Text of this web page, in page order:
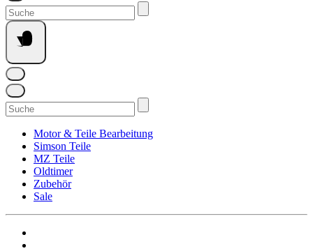
Suchen
nach:
Suchen
nach:
Motor & Teile Bearbeitung
Simson Teile
MZ Teile
Oldtimer
Zubehör
Sale